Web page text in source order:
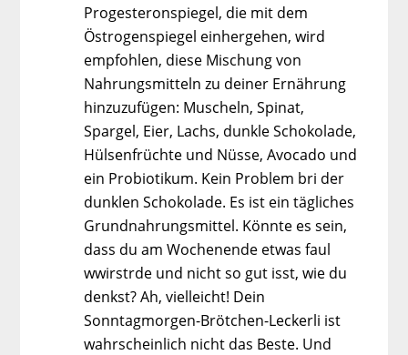
Progesteronspiegel, die mit dem
Östrogenspiegel einhergehen, wird
empfohlen, diese Mischung von
Nahrungsmitteln zu deiner Ernährung
hinzuzufügen: Muscheln, Spinat,
Spargel, Eier, Lachs, dunkle Schokolade,
Hülsenfrüchte und Nüsse, Avocado und
ein Probiotikum. Kein Problem bri der
dunklen Schokolade. Es ist ein tägliches
Grundnahrungsmittel. Könnte es sein,
dass du am Wochenende etwas faul
wwirstrde und nicht so gut isst, wie du
denkst? Ah, vielleicht! Dein
Sonntagmorgen-Brötchen-Leckerli ist
wahrscheinlich nicht das Beste. Und